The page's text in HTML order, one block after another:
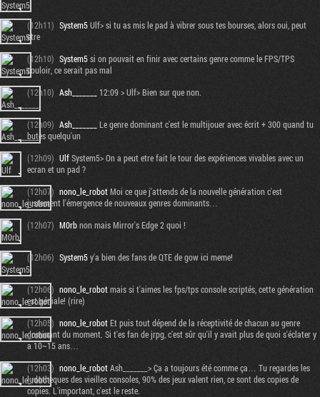
(12h11) System5Ulf> si tu as mis le pad à vibrer sous tes bourses, alors oui, peut
etre
(12h10) System5si on pouvait en finir avec certains genre comme le FPS/TPS
couloir, ce serait pas mal
(12h10) Ash_______ 12:09 > Ulf> Bien sur que non.
(12h09) Ash_______
Le genre dominant c'est le multijouer avec écrit + 300 quand tu
butes quelqu'un
(12h09) UlfSystem5> On a peut etre fait le tour des expériences vivables avec un
ecran et un pad ?
(12h07) nono_le_robotMoi ce que j'attends de la nouvelle génération c'est
justement l'émergence de nouveaux genres dominants…
(12h07) M0rbnon mais Mirror's Edge 2 quoi !
(12h06) System5y'a bien des fans de QTE de gow ici meme!
(12h06) nono_le_robotmais si t'aimes les fps/tps console scriptés, cette génération
est géniale! (rire)
(12h05) nono_le_robotEt puis tout dépend de la réceptivité de chacun au genre
dominant du moment. Si t'es fan de jrpg, c'est sûr qu'il y avait plus de quoi s'éclater y
a 10~15 ans…
(12h03) nono_le_robotAsh_______> Ça a toujours été comme ça… Tu regardes les
ludothèques des vieilles consoles, 90% des jeux valent rien, ce sont des copies de
copies. L'important, c'est le reste.